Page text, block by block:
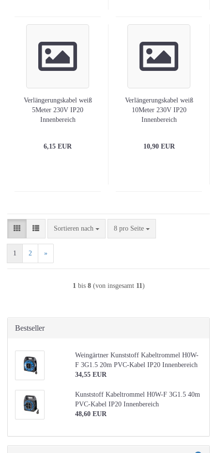
Verlängerungskabel weiß
5Meter 230V IP20
Innenbereich
6,15 EUR
Verlängerungskabel weiß
10Meter 230V IP20
Innenbereich
10,90 EUR
Sortieren nach
Sortieren nach 8 pro Seite
pro Seite
1 2 »
1bis 8(von insgesamt 11)
Bestseller
Weingärtner Kunststoff Kabeltrommel H0W-
F 3G1.5 20m PVC-Kabel IP20 Innenbereich
34,55 EUR
Kunststoff Kabeltrommel H0W-F 3G1.5 40m
PVC-Kabel IP20 Innenbereich
48,60 EUR